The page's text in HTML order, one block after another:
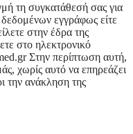
τη συγκατάθεσή σας για
εγγράφως είτε
στην έδρα της
στο ηλεκτρονικό
Στην περίπτωση αυτή,
χωρίς αυτό να επηρεάζει
την ανάκληση της